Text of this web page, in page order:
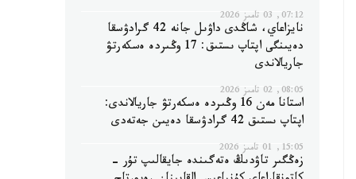
07:12, 03 تامىز 2026
نايزاعاي، شاڭدى داۋىل جانە 42 گرادۋسقا
دەيىنگى اپتاپ ىستىق: 17 وڭىردە ەسكەرتۋ
جاريالاندى
08:05, 02 تامىز 2026
استانا مەن 16 وڭىردە ەسكەرتۋ جاريالاندى:
اپتاپ ىستىق 42 گرادۋسقا دەيىن جەتەدى
15:05, 01 تامىز 2026
زەڭگىر تاۋدىڭ ەتەگىندە جايقالىپ تۇر -